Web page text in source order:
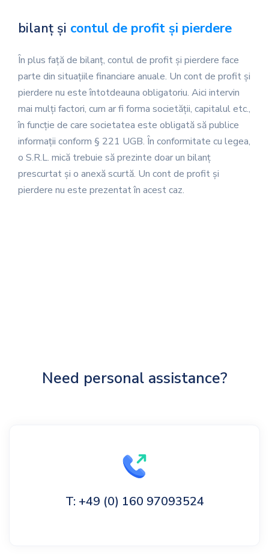
bilanț și contul de profit și pierdere
În plus față de bilanț, contul de profit și pierdere face
parte din situațiile financiare anuale. Un cont de profit și
pierdere nu este întotdeauna obligatoriu. Aici intervin
mai mulți factori, cum ar fi forma societății, capitalul etc.,
în funcție de care societatea este obligată să publice
informații conform § 221 UGB. În conformitate cu legea,
o S.R.L. mică trebuie să prezinte doar un bilanț
prescurtat și o anexă scurtă. Un cont de profit și
pierdere nu este prezentat în acest caz.
Need personal assistance?
T: +49 (0) 160 97093524